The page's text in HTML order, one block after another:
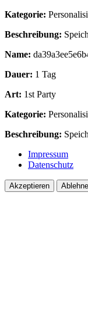
Kategorie:
Beschreibung:
Name:
Dauer: 1 Tag
Art: 1st Party
Kategorie:
Beschreibung:
Impressum
Datenschutz
Akzeptieren